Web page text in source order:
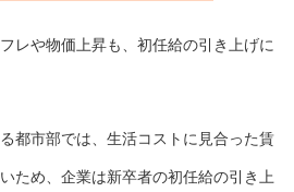
レや物価上昇も、初任給の引き上げに
都市部では、生活コストに見合った賃
ため、企業は新卒者の初任給の引き上